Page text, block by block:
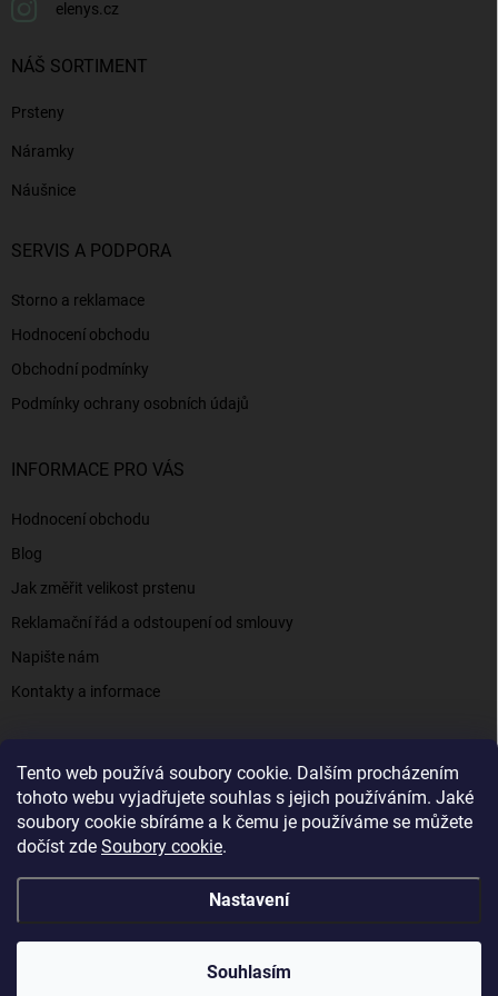
Tento web používá soubory cookie. Dalším procházením
tohoto webu vyjadřujete souhlas s jejich používáním. Jaké
soubory cookie sbíráme a k čemu je používáme se můžete
dočíst zde Soubory cookie.
Nastavení
Souhlasím
elenys.cz
NÁŠ SORTIMENT
Prsteny
Náramky
Náušnice
SERVIS A PODPORA
Storno a reklamace
Hodnocení obchodu
Obchodní podmínky
Podmínky ochrany osobních údajů
INFORMACE PRO VÁS
Hodnocení obchodu
Blog
Jak změřit velikost prstenu
Reklamační řád a odstoupení od smlouvy
Napište nám
Kontakty a informace
Elenys.cz - šperky, kterým věříte už od roku 2016
Vytvořil Shoptet